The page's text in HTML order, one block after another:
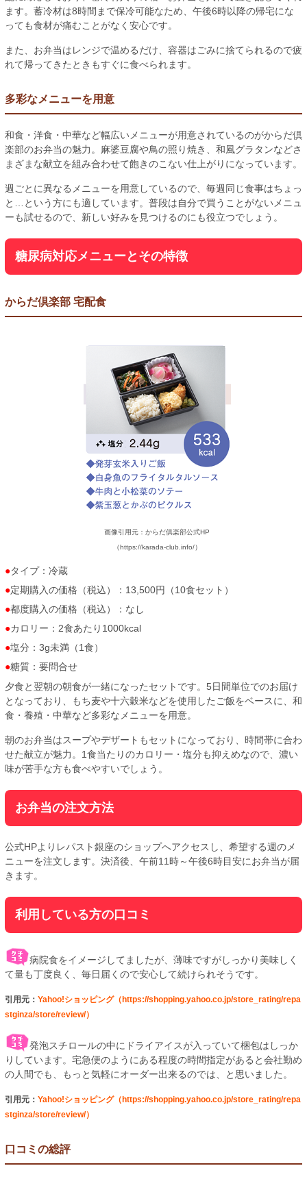
ます。蓄冷材は8時間まで保冷可能なため、午後6時以降の帰宅にな
っても食材が痛むことがなく安心です。
また、お弁当はレンジで温めるだけ、容器はごみに捨てられるので疲
れて帰ってきたときもすぐに食べられます。
多彩なメニューを用意
和食・洋食・中華など幅広いメニューが用意されているのがからだ倶
楽部のお弁当の魅力。麻婆豆腐や鳥の照り焼き、和風グラタンなどさ
まざまな献立を組み合わせて飽きのこない仕上がりになっています。
週ごとに異なるメニューを用意しているので、毎週同じ食事はちょっ
と…という方にも適しています。普段は自分で買うことがないメニュ
ーも試せるので、新しい好みを見つけるのにも役立つでしょう。
糖尿病対応メニューとその特徴
からだ倶楽部 宅配食
画像引用元：からだ俱楽部公式HP
（https://karada-club.info/）
タイプ：冷蔵
定期購入の価格（税込）：13,500円（10食セット）
都度購入の価格（税込）：なし
カロリー：2食あたり1000kcal
塩分：3g未満（1食）
糖質：要問合せ
夕食と翌朝の朝食が一緒になったセットです。5日間単位でのお届け
となっており、もち麦や十六穀米などを使用したご飯をベースに、和
食・養殖・中華など多彩なメニューを用意。
朝のお弁当はスープやデザートもセットになっており、時間帯に合わ
せた献立が魅力。1食当たりのカロリー・塩分も抑えめなので、濃い
味が苦手な方も食べやすいでしょう。
お弁当の注文方法
公式HPよりレパスト銀座のショップへアクセスし、希望する週のメ
ニューを注文します。決済後、午前11時～午後6時目安にお弁当が届
きます。
利用している方の口コミ
病院食をイメージしてましたが、薄味ですがしっかり美味しく
て量も丁度良く、毎日届くので安心して続けられそうです。
引用元： Yahoo!ショッピング（https://shopping.yahoo.co.jp/store_rating/repa
stginza/store/review/）
発泡スチロールの中にドライアイスが入っていて梱包はしっか
りしています。宅急便のようにある程度の時間指定があると会社勤め
の人間でも、もっと気軽にオーダー出来るのでは、と思いました。
引用元： Yahoo!ショッピング（https://shopping.yahoo.co.jp/store_rating/repa
stginza/store/review/）
口コミの総評